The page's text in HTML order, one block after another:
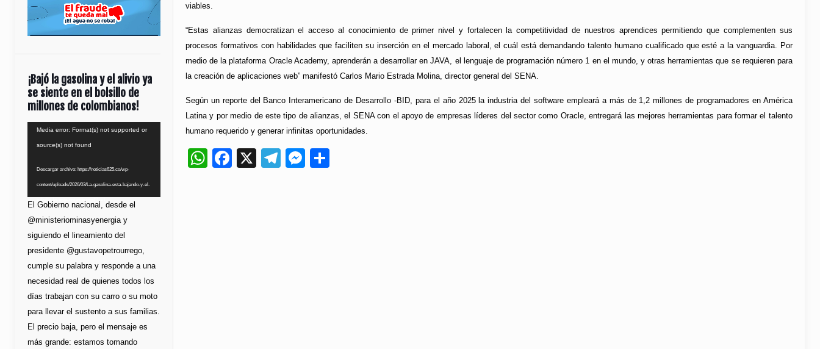
viables.
“Estas alianzas democratizan el acceso al conocimiento de primer nivel y fortalecen la competitividad de nuestros aprendices permitiendo que complementen sus
procesos formativos con habilidades que faciliten su inserción en el mercado laboral, el cuál está demandando talento humano cualificado que esté a la vanguardia. Por
medio de la plataforma Oracle Academy, aprenderán a desarrollar en JAVA, el lenguaje de programación número 1 en el mundo, y otras herramientas que se requieren para
la creación de aplicaciones web” manifestó Carlos Mario Estrada Molina, director general del SENA.
Según un reporte del Banco Interamericano de Desarrollo -BID, para el año 2025 la industria del software empleará a más de 1,2 millones de programadores en América
Latina y por medio de este tipo de alianzas, el SENA con el apoyo de empresas líderes del sector como Oracle, entregará las mejores herramientas para formar el talento
humano requerido y generar infinitas oportunidades.
WhatsApp
Facebook
X Telegram
Messenger
¡Bajó la gasolina y el alivio ya
se siente en el bolsillo de
millones de colombianos!
Reproductor
Media error: Format(s) not supported or
source(s) not found
Descargar archivo: https://noticias625.co/wp-
content/uploads/2026/03/La-gasolina-esta-bajando-y-el-
El Gobierno nacional, desde el
@ministeriominasyenergia y
siguiendo el lineamiento del
presidente @gustavopetrourrego,
cumple su palabra y responde a una
necesidad real de quienes todos los
días trabajan con su carro o su moto
para llevar el sustento a sus familias.
El precio baja, pero el mensaje es
más grande: estamos tomando